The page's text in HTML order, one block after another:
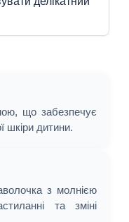
що забезпечує
шкіри дитини.
з молнією
та зміні